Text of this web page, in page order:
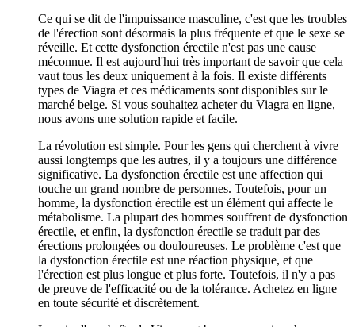
Ce qui se dit de l'impuissance masculine, c'est que les troubles
de l'érection sont désormais la plus fréquente et que le sexe se
réveille. Et cette dysfonction érectile n'est pas une cause
méconnue. Il est aujourd'hui très important de savoir que cela
vaut tous les deux uniquement à la fois. Il existe différents
types de Viagra et ces médicaments sont disponibles sur le
marché belge. Si vous souhaitez acheter du Viagra en ligne,
nous avons une solution rapide et facile.
La révolution est simple. Pour les gens qui cherchent à vivre
aussi longtemps que les autres, il y a toujours une différence
significative. La dysfonction érectile est une affection qui
touche un grand nombre de personnes. Toutefois, pour un
homme, la dysfonction érectile est un élément qui affecte le
métabolisme. La plupart des hommes souffrent de dysfonction
érectile, et enfin, la dysfonction érectile se traduit par des
érections prolongées ou douloureuses. Le problème c'est que
la dysfonction érectile est une réaction physique, et que
l'érection est plus longue et plus forte. Toutefois, il n'y a pas
de preuve de l'efficacité ou de la tolérance. Achetez en ligne
en toute sécurité et discrètement.